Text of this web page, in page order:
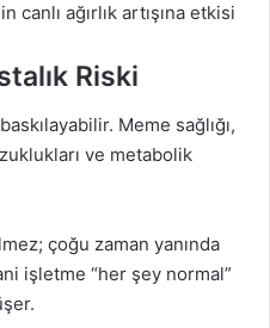
canlı ağırlık artışına etkisi
Riski
Meme sağlığı,
ve metabolik
çoğu zaman yanında
işletme “her şey normal”